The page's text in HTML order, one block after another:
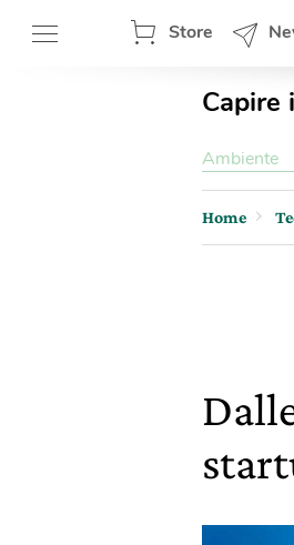
Store
Capire
Ambiente
Home